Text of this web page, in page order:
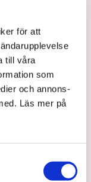
för att
till våra
som
och annons-
Läs mer på